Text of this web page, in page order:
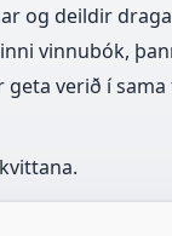
og deildir
vinnubók,
verið í